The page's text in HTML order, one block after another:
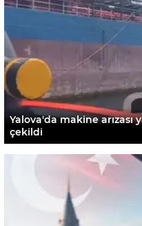
Yalova'da makine
çekildi